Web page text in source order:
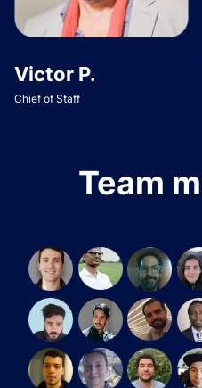
Victor P.
Chief of Staff
Team